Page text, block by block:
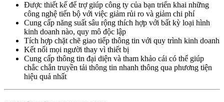
Được thiết kế để trợ giúp công ty của bạn triển khai những
công nghệ tiến bộ với việc giảm rủi ro và giảm chi phí
Cung cấp năng suất sâu rộng thích hợp với bất kỳ loại hình
kinh doanh nào, quy mô độc lập
Tích hợp chặt chẽ giao tiếp thông tin với quy trình kinh doanh
Kết nối mọi người thay vì thiết bị
Cung cấp thông tin đại diện và tham khảo cái có thể giúp
chắc chắn truyền tải thông tin nhanh thông qua phương tiện
hiệu quả nhất